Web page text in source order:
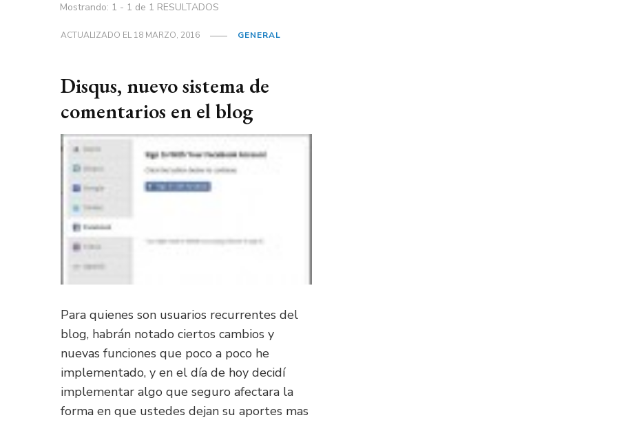
Mostrando: 1 - 1 de 1 RESULTADOS
ACTUALIZADO EL18 MARZO, 2016 GENERAL
Disqus, nuevo sistema de
comentarios en el blog
Para quienes son usuarios recurrentes del
blog, habrán notado ciertos cambios y
nuevas funciones que poco a poco he
implementado, y en el día de hoy decidí
implementar algo que seguro afectara la
forma en que ustedes dejan su aportes mas